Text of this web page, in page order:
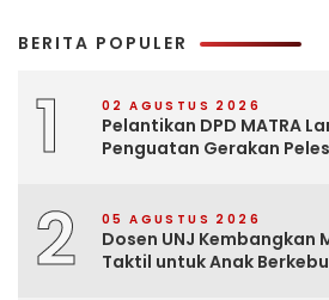
BERITA POPULER
1 02 AGUSTUS 2026
Pelantikan DPD MATRA
Penguatan Gerakan
2 05 AGUSTUS 2026
Dosen UNJ Kembangkan
Taktil untuk Anak